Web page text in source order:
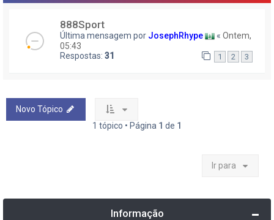
888Sport
Última mensagem por JosephRhype « Ontem,
05:43
Respostas: 31 1 2 3
Novo Tópico
1 tópico • Página 1 de 1
Ir para
Informação